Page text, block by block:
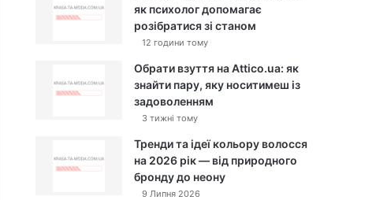
як психолог допомагає
розібратися зі станом
12 години тому
Обрати взуття на Attico.ua: як
знайти пару, яку носитимеш із
задоволенням
3 тижні тому
Тренди та ідеї кольору волосся
на 2026 рік — від природного
бронду до неону
9 Липня 2026